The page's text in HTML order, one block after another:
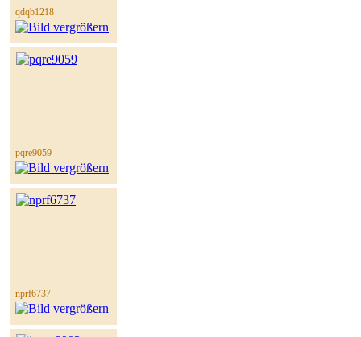
qdqb1218
pqre9059
nprf6737